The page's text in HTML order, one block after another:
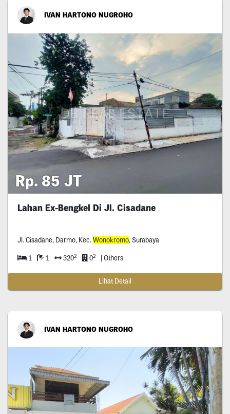
IVAN HARTONO NUGROHO
Rp. 85 JT
Lahan Ex-Bengkel Di Jl. Cisadane
Jl. Cisadane, Darmo, Kec.Wonokromo, Surabaya
1 1 3202 02 | Others
Lihat Detail
IVAN HARTONO NUGROHO